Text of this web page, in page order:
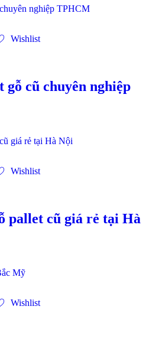
Wishlist
gỗ cũ chuyên nghiệp
Wishlist
pallet cũ giá rẻ tại Hà
Wishlist